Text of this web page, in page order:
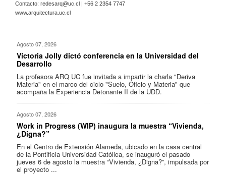
Contacto: redesarq@uc.cl
| +56 2 2354 7747
www.arquitectura.uc.cl
Agosto 07, 2026
Victoria Jolly dictó conferencia en la Universidad del
Desarrollo
La profesora ARQ UC fue invitada a impartir la charla "Deriva
Materia" en el marco del ciclo "Suelo, Oficio y Materia" que
acompaña la Experiencia Detonante II de la UDD.
Agosto 07, 2026
Work in Progress (WIP) inaugura la muestra “Vivienda,
¿Digna?”
En el Centro de Extensión Alameda, ubicado en la casa central
de la Pontificia Universidad Católica, se inauguró el pasado
jueves 6 de agosto la muestra “Vivienda, ¿Digna?”, impulsada por
el proyecto ...